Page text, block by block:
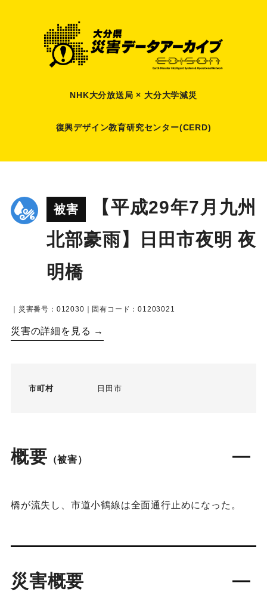
NHK大分放送局 × 大分大学減災
復興デザイン教育研究センター(CERD)
被害
【平成29年7月九州
北部豪雨】日田市夜明 夜
明橋
｜災害番号：012030｜固有コード：01203021
災害の詳細を見る →
市町村 日田市
概要 （被害）
橋が流失し、市道小鶴線は全面通行止めになった。
災害概要